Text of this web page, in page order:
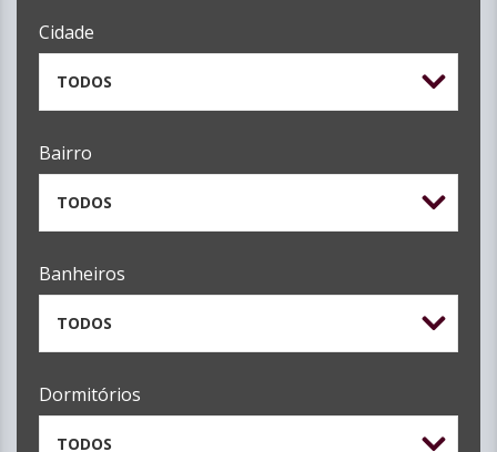
Cidade
TODOS
Bairro
TODOS
Banheiros
TODOS
Dormitórios
TODOS